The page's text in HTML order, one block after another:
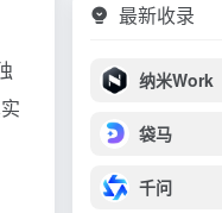
最新收录
纳米Work
袋马
千问